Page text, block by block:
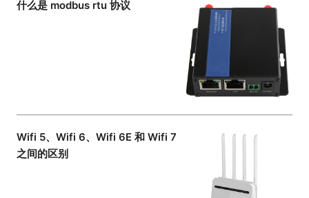
什么是 modbus rtu 协议
Wifi 5、Wifi 6、Wifi 6E 和 Wifi 7
之间的区别